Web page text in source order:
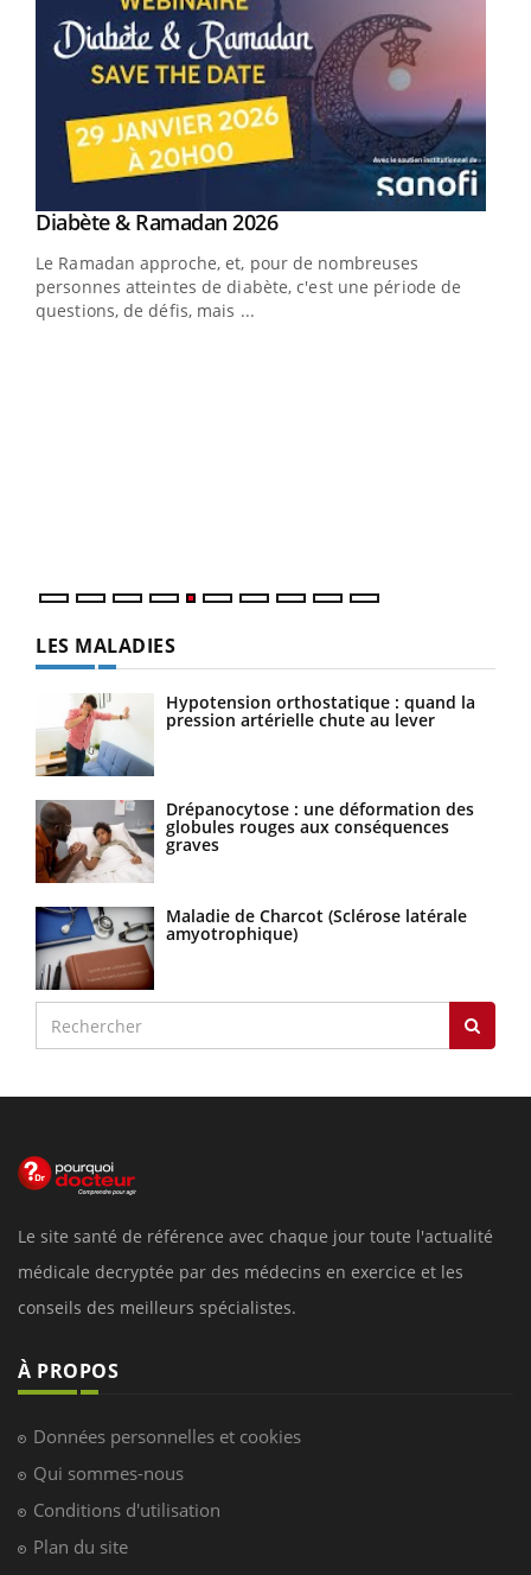
Youtube
Diabète & Ramadan 2026Youtube
Le Ramadan approche, et, pour de nombreuses
personnes atteintes de diabète, c'est une période de
questions, de défis, mais ...
LES MALADIES
Hypotension orthostatique : quand la
pression artérielle chute au lever
Drépanocytose : une déformation des
globules rouges aux conséquences
graves
Maladie de Charcot (Sclérose latérale
amyotrophique)
Le site santé de référence avec chaque jour toute l'actualité
médicale decryptée par des médecins en exercice et les
conseils des meilleurs spécialistes.
À PROPOS
Données personnelles et cookies
Qui sommes-nous
Conditions d'utilisation
Plan du site